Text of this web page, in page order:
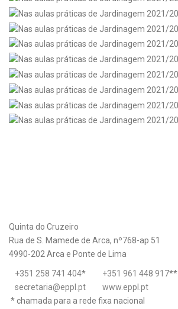
Quinta do Cruzeiro
Rua de S. Mamede de Arca, nº768-ap 51
4990-202 Arca e Ponte de Lima
+351 258 741 404* +351 961 448 917**
secretaria@eppl.pt
www.eppl.pt
* chamada para a rede fixa nacional